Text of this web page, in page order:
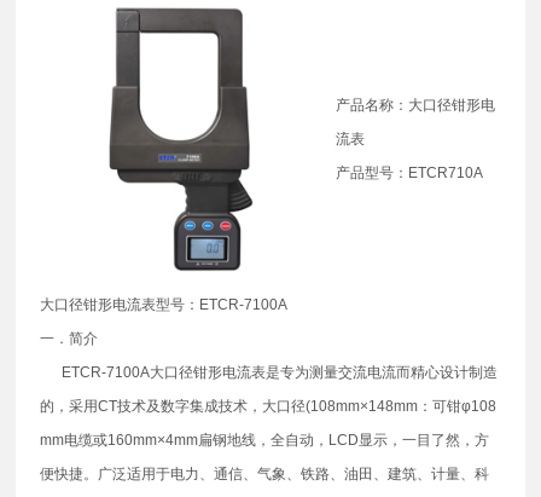
产品名称：大口径钳形电
流表
产品型号：ETCR710A
大口径钳形电流表型号：ETCR-7100A
一．简介
ETCR-7100A大口径钳形电流表是专为测量交流电流而精心设计制造
的，采用CT技术及数字集成技术，大口径(108mm×148mm：可钳φ108
mm电缆或160mm×4mm扁钢地线，全自动，LCD显示，一目了然，方
便快捷。广泛适用于电力、通信、气象、铁路、油田、建筑、计量、科